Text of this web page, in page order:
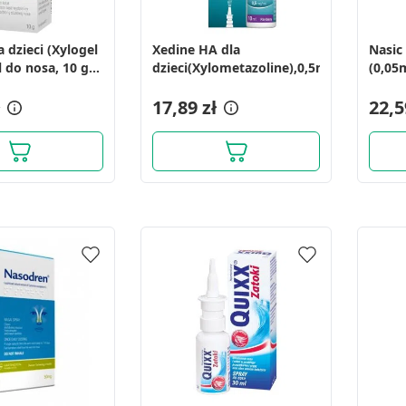
dzieci (Xylogel
do nosa, 10 g
Xedine HA dla
dzieci(Xylometazoline),0,5mg/ml,aer.d/
17,89 zł
10 ml
z różnych źródeł
informacji